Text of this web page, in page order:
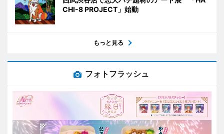
CHI-8 PROJECT」始動
もっと見る
フォトフラッシュ